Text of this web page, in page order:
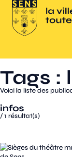
Tags :
Voici la liste des
infos
/1 résultat(s)